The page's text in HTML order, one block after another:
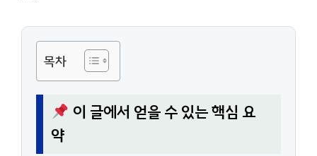
목차
이 글에서 얻을 수 있는 핵심 요
약